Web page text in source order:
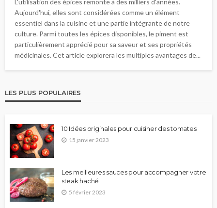
L'utilisation des épices remonte à des milliers d'années.
Aujourd'hui, elles sont considérées comme un élément
essentiel dans la cuisine et une partie intégrante de notre
culture. Parmi toutes les épices disponibles, le piment est
particulièrement apprécié pour sa saveur et ses propriétés
médicinales. Cet article explorera les multiples avantages de...
LES PLUS POPULAIRES
10 Idées originales pour cuisiner des tomates
15 janvier 2023
Les meilleures sauces pour accompagner votre
steak haché
5 février 2023